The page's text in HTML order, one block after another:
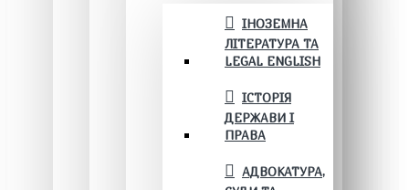
ІНОЗЕМНА
ЛІТЕРАТУРА ТА
LEGAL ENGLISH
ІСТОРІЯ
ДЕРЖАВИ І
ПРАВА
АДВОКАТУРА,